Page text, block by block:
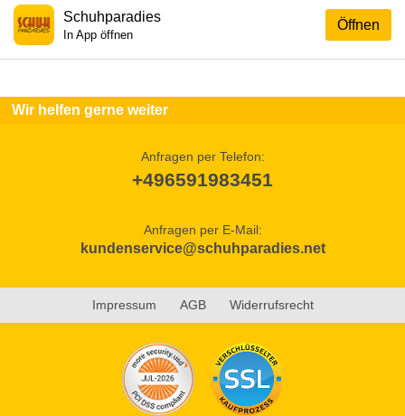
Öffnen
Schuhparadies
In App öffnen
Wir helfen gerne weiter
Anfragen per Telefon:
+496591983451
Anfragen per E-Mail:
kundenservice@schuhparadies.net
Impressum AGB Widerrufsrecht